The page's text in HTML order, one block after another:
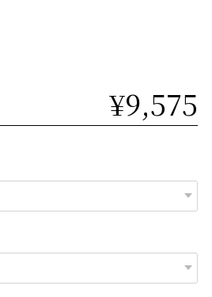
¥9,575